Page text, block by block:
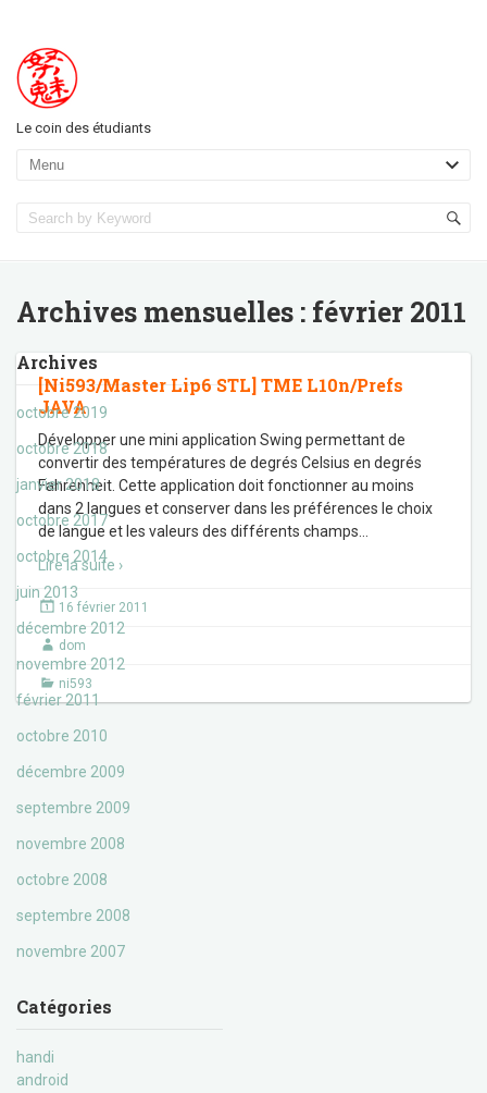
Le coin des étudiants
Archives mensuelles : février 2011
Archives
octobre 2019
octobre 2018
janvier 2018
octobre 2017
octobre 2014
juin 2013
décembre 2012
novembre 2012
février 2011
octobre 2010
décembre 2009
septembre 2009
novembre 2008
octobre 2008
septembre 2008
novembre 2007
Catégories
handi
android
[Ni593/Master Lip6 STL] TME L10n/Prefs
JAVA
Développer une mini application Swing permettant de
convertir des températures de degrés Celsius en degrés
Fahrenheit. Cette application doit fonctionner au moins
dans 2 langues et conserver dans les préférences le choix
de langue et les valeurs des différents champs
Lire la suite ›
16 février 2011
dom
ni593